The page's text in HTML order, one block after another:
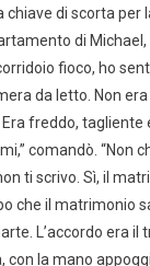
chiave di scorta per
di
fioco, ho
da letto. Non
freddo, tagliente
comandò. “Non
ti scrivo. Sì, il
che il matrimonio
L’accordo era il
con la mano